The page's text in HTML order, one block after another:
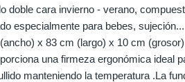
doble cara invierno - verano,
especialmente para bebes, sujeción...
x 83 cm (largo) x 10 cm (grosor)
una firmeza ergonómica ideal
manteniendo la temperatura .La